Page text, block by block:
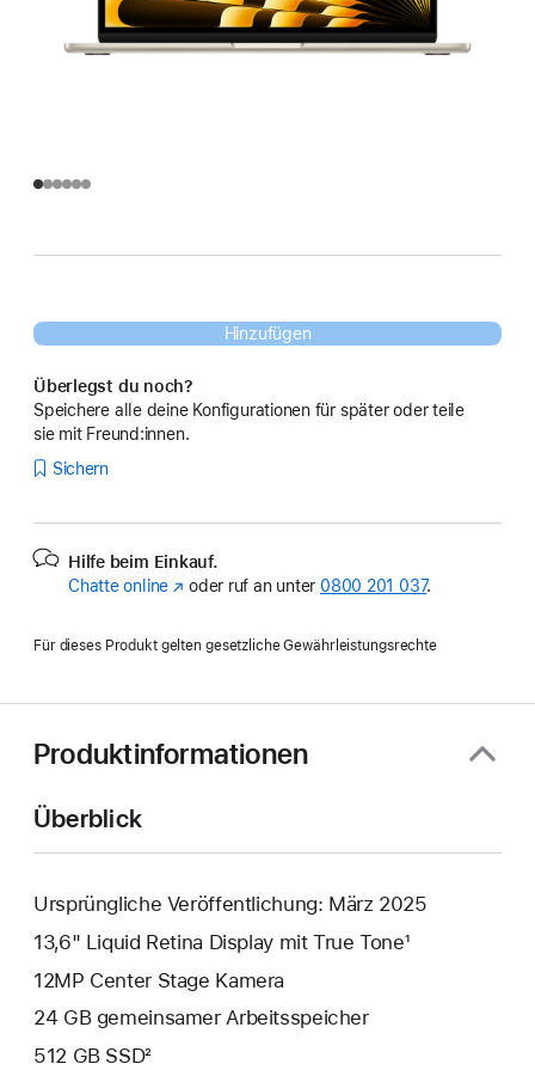
Hinzufügen
Überlegst du noch?
Speichere alle deine Konfigurationen für später oder teile
sie mit Freund:innen.
Sichern
Hilfe beim Einkauf.
Chatte online (Öffnet
Fenster)
oder ruf an unter 0800 201 037.
Für dieses Produkt gelten gesetzliche Gewährleistungsrechte
Produktinformationen
Überblick
Ursprüngliche Veröffentlichung: März 2025
13,6" Liquid Retina Display mit True Tone¹
12MP Center Stage Kamera
24 GB gemeinsamer Arbeitsspeicher
512 GB SSD²